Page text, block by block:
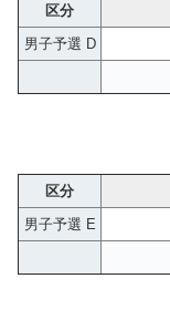
区分
男子予選 D
区分
男子予選 E